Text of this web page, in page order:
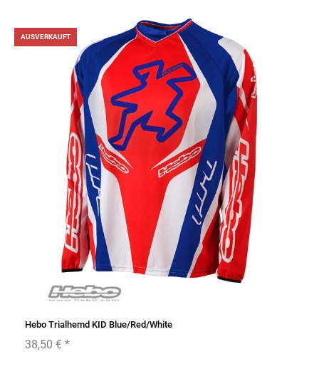
AUSVERKAUFT
Hebo Trialhemd KID Blue/Red/White
38,50 € *